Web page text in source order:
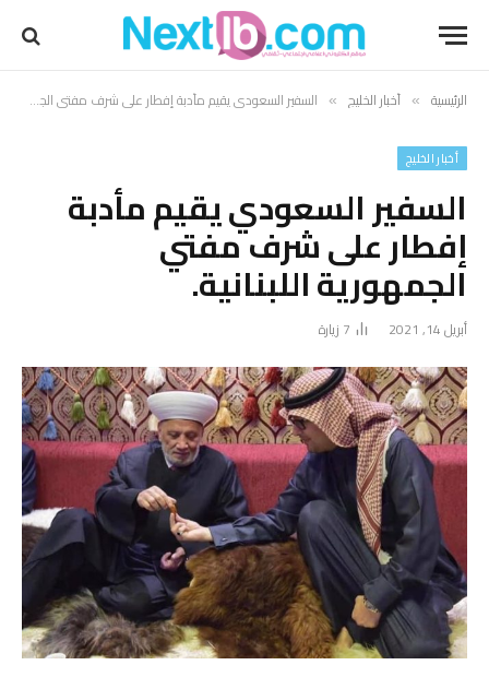
الرئيسية » أخبار الخليج » السفير السعودي يقيم مأدبة إفطار على شرف مفتي الجمهورية اللبنانية.
أخبار الخليج
السفير السعودي يقيم مأدبة
إفطار على شرف مفتي
الجمهورية اللبنانية.
أبريل 14, 2021 7 زيارة